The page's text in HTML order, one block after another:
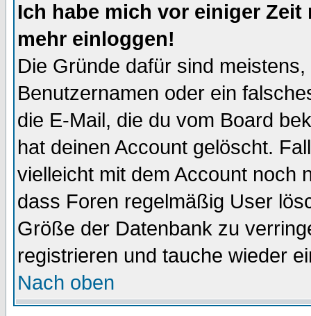
Ich habe mich vor einiger
mehr einloggen!
Die Gründe dafür sind
Benutzernamen oder ein
die E-Mail, die du vom Board
hat deinen Account gelöscht.
vielleicht mit dem Account noch
dass Foren regelmäßig User
Größe der Datenbank zu
registrieren und tauche wieder
Nach oben